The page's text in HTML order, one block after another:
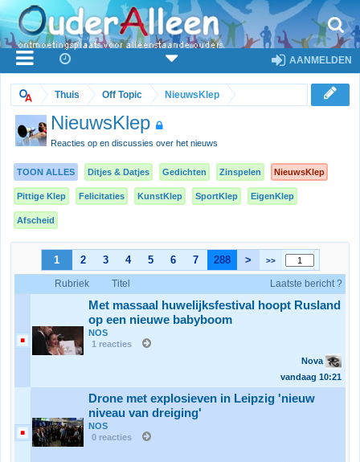
AANMELDEN
Thuis Off Topic NieuwsKlep
NieuwsKlep
Reacties op en discussies over het nieuws
TOON ALLES Ditjes & Datjes Gedichten Zinspelen NieuwsKlep
Pittige Klep Felicitaties KunstKlep SportKlep EigenKlep
Afscheid
1 2 3 4 5 6 7 288 > >>
Rubriek Titel Laatste bericht ?
Met massaal huwelijksfestival hoopt Rusland
op een nieuwe babyboom
NOS
1 reacties
Nova
vandaag 10:21
Drone met explosieven in Leipzig 'nieuw
niveau van dreiging'
NOS
0 reacties